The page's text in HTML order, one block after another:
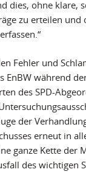
dies, ohne klare,
zu erteilen und
Fehler und
EnBW während
des SPD-
der
erneut in
ganze Kette der
des wichtigen